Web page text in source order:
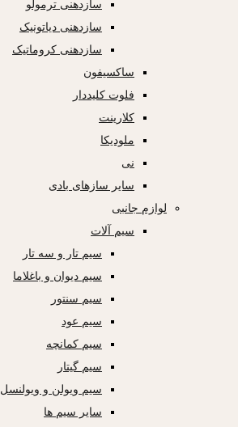
سازدهنی ترمولو
سازدهنی دیاتونیک
سازدهنی کروماتیک
ساکسیفون
فلوت کلیددار
کلارینت
ملودیکا
نی
سایر سازهای بادی
لوازم جانبی
سیم آلات
سیم تار و سه تار
سیم دیوان و باغلاما
سیم سنتور
سیم عود
سیم کمانچه
سیم گیتار
سیم ویولن و ویولنسل
سایر سیم ها